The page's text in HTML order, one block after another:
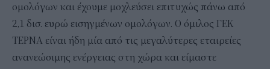
ομολόγων και έχουμε μοχλεύσει επιτυχώς πάνω από
2,1 δισ. ευρώ εισηγμένων ομολόγων. Ο όμιλος ΓΕΚ
ΤΕΡΝΑ είναι ήδη μία από τις μεγαλύτερες εταιρείες
ανανεώσιμης ενέργειας στη χώρα και είμαστε